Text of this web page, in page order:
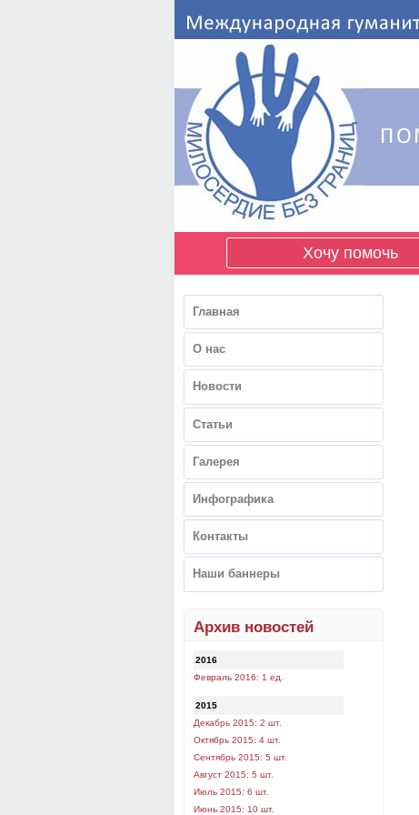
Хочу помочь
Главная
О нас
Новости
Статьи
Галерея
Инфографика
Контакты
Наши баннеры
Архив новостей
2016
Февраль 2016: 1 ед.
2015
Декабрь 2015: 2 шт.
Октябрь 2015: 4 шт.
Сентябрь 2015: 5 шт.
Август 2015: 5 шт.
Июль 2015: 6 шт.
Июнь 2015: 10 шт.